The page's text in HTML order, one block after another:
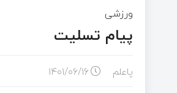
ورزشی
پیام تسلیت
پاعلم ۱۴۰۱/۰۶/۱۶